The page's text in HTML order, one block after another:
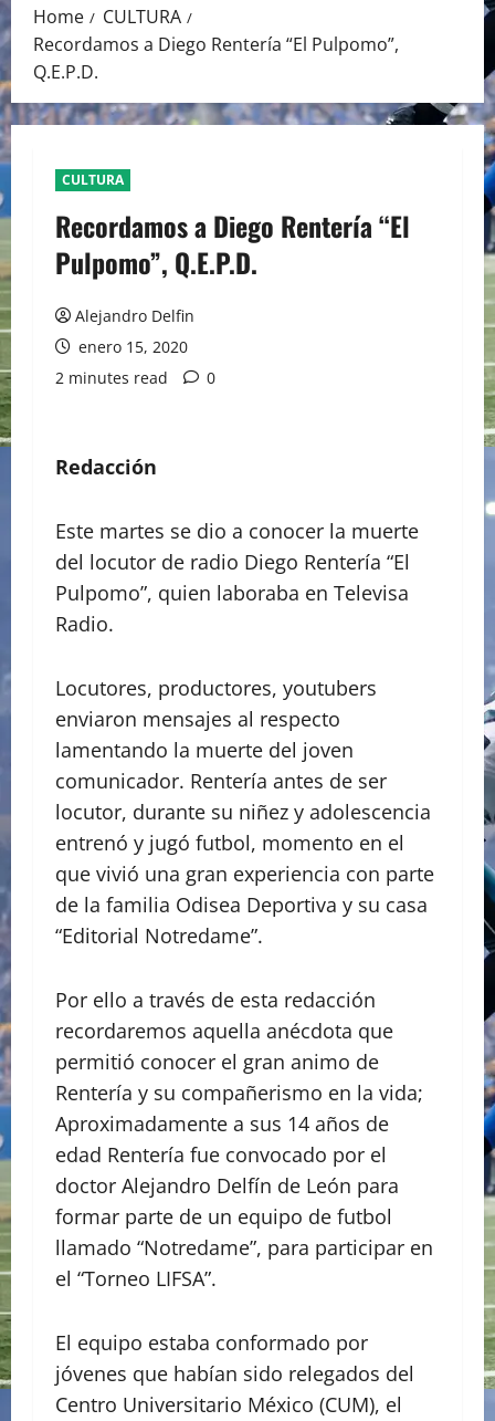
Home
CULTURA
Recordamos a Diego Rentería “El Pulpomo”,
Q.E.P.D.
CULTURA
Recordamos a Diego Rentería “El
Pulpomo”, Q.E.P.D.
Alejandro Delfin
enero 15, 2020
2 minutes read
0
Redacción
Este martes se dio a conocer la muerte
del locutor de radio Diego Rentería “El
Pulpomo”, quien laboraba en Televisa
Radio.
Locutores, productores, youtubers
enviaron mensajes al respecto
lamentando la muerte del joven
comunicador. Rentería antes de ser
locutor, durante su niñez y adolescencia
entrenó y jugó futbol, momento en el
que vivió una gran experiencia con parte
de la familia Odisea Deportiva y su casa
“Editorial Notredame”.
Por ello a través de esta redacción
recordaremos aquella anécdota que
permitió conocer el gran animo de
Rentería y su compañerismo en la vida;
Aproximadamente a sus 14 años de
edad Rentería fue convocado por el
doctor Alejandro Delfín de León para
formar parte de un equipo de futbol
llamado “Notredame”, para participar en
el “Torneo LIFSA”.
El equipo estaba conformado por
jóvenes que habían sido relegados del
Centro Universitario México (CUM), el